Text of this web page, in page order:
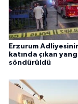
Erzurum
katında çıkan
söndürüldü